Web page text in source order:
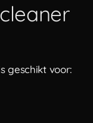
geschikt voor: